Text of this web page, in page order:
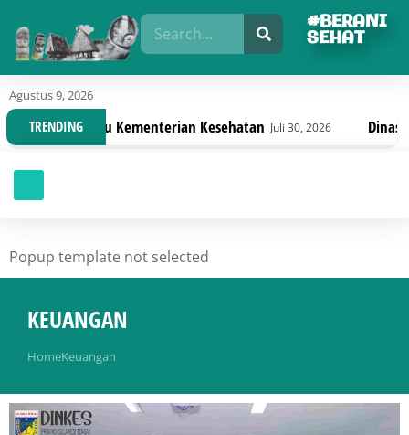
#BERANI
SEHAT
Agustus 9, 2026
TRENDING
Kementerian Kesehatan Juli 30, 2026 Dinas Kesehatan
Popup template not selected
KEUANGAN
You are here:
HomeKeuangan